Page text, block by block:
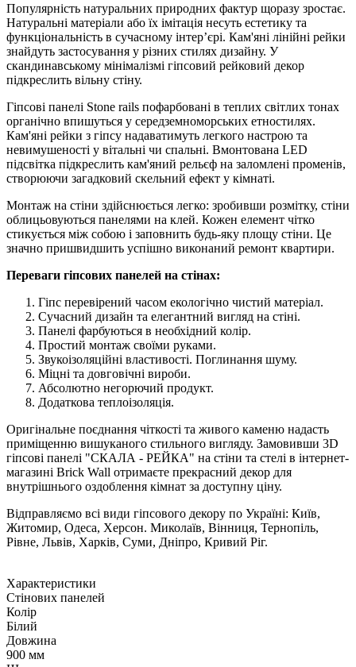
Популярність натуральних природних фактур щоразу зростає.
Натуральні матеріали або їх імітація несуть естетику та
функціональність в сучасному інтер’єрі. Кам'яні лінійні рейки
знайдуть застосування у різних стилях дизайну. У
скандинавському мінімалізмі гіпсовий рейковий декор
підкреслить вільну стіну.
Гіпсові панелі Stone rails пофарбовані в теплих світлих тонах
органічно впишуться у середземноморських етностилях.
Кам'яні рейки з гіпсу надаватимуть легкого настрою та
невимушеності у вітальні чи спальні. Вмонтована LED
підсвітка підкреслить кам'яний рельєф на заломлені променів,
створюючи загадковий скельний ефект у кімнаті.
Монтаж на стіни здійснюється легко: зробивши розмітку, стіни
облицьовуються панелями на клей. Кожен елемент чітко
стикується між собою і заповнить будь-яку площу стіни. Це
значно пришвидшить успішно виконаний ремонт квартири.
Переваги гіпсових панелей на стінах:
Гіпс перевірений часом екологічно чистий матеріал.
Сучасний дизайн та елегантний вигляд на стіні.
Панелі фарбуються в необхідний колір.
Простий монтаж своїми руками.
Звукоізоляційні властивості. Поглинання шуму.
Міцні та довговічні вироби.
Абсолютно негорючий продукт.
Додаткова теплоізоляція.
Оригінальне поєднання чіткості та живого каменю надасть
приміщенню вишуканого стильного вигляду. Замовивши 3D
гіпсові панелі "СКАЛА - РЕЙКА" на стіни та стелі в інтернет-
магазині Brick Wall отримаєте прекрасний декор для
внутрішнього оздоблення кімнат за доступну ціну.
Відправляємо всі види гіпсового декору по Україні: Київ,
Житомир, Одеса, Херсон. Миколаїв, Вінниця, Тернопіль,
Рівне, Львів, Харків, Суми, Дніпро, Кривий Ріг.
Характеристики
Cтінових панелей
Колір
Білий
Довжина
900 мм